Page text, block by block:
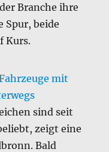
Branche ihre
Spur, beide
Kurs.
mit
sind seit
zeigt eine
Bald